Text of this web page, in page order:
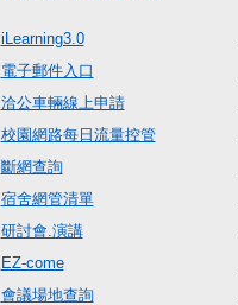
iLearning3.0
電子郵件入口
洽公車輛線上申請
校園網路每日流量控管
斷網查詢
宿舍網管清單
研討會.演講
EZ-come
會議場地查詢